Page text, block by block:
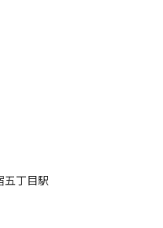
五丁目駅